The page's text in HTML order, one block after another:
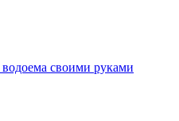
своими руками